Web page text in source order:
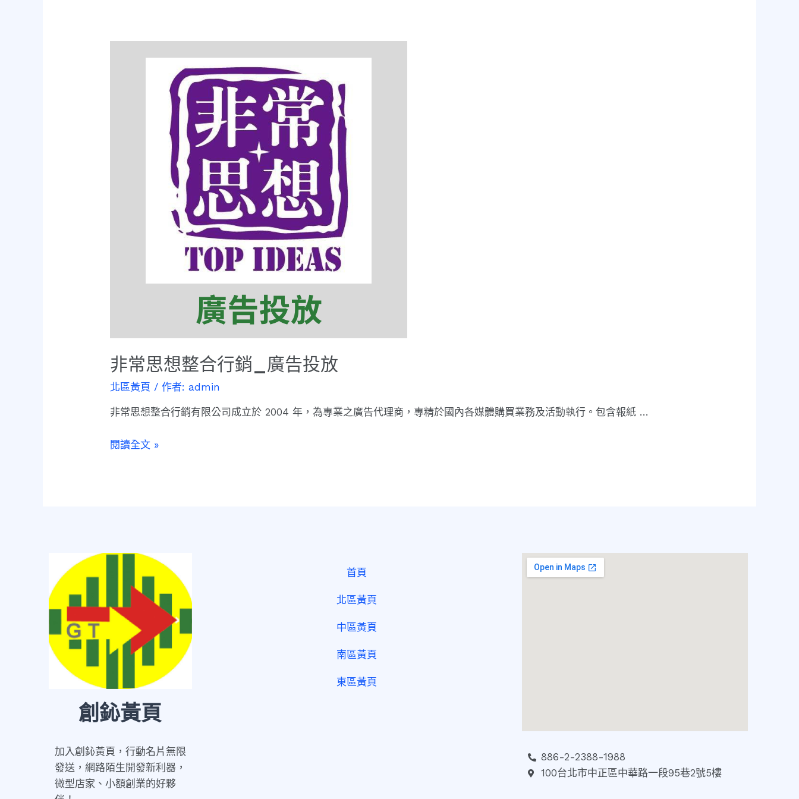
非常思想整合行銷_廣告投放
北區黃頁 / 作者:admin
非常思想整合行銷有限公司成立於 2004 年，為專業之廣告代理商，專精於國內各媒體購買業務及活動執行。包含報紙 …
閱讀全文 »
創鈊黃頁
加入創鈊黃頁，行動名片無限
發送，網路陌生開發新利器，
微型店家、小額創業的好夥
首頁
北區黃頁
中區黃頁
南區黃頁
東區黃頁
886-2-2388-1988
100台北市中正區中華路一段95巷2號5樓